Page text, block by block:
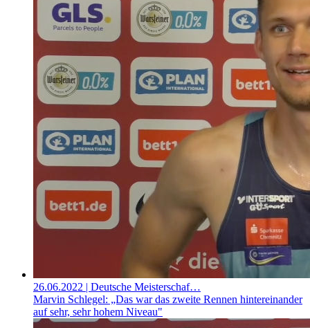
26.06.2022 | Deutsche Meisterschaf…
Marvin Schlegel: „Das war das zweite Rennen hintereinander
auf sehr, sehr hohem Niveau"